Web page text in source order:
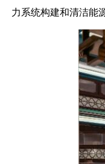
力系统构建和清洁能